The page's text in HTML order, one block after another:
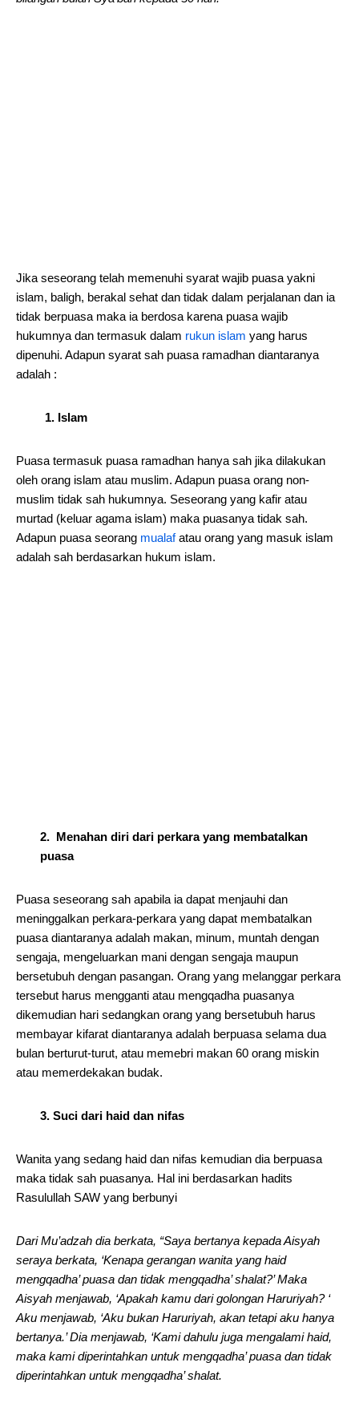
Jika seseorang telah memenuhi syarat wajib puasa yakni
islam, baligh, berakal sehat dan tidak dalam perjalanan dan ia
tidak berpuasa maka ia berdosa karena puasa wajib
hukumnya dan termasuk dalam rukun islam yang harus
dipenuhi. Adapun syarat sah puasa ramadhan diantaranya
adalah :
1. Islam
Puasa termasuk puasa ramadhan hanya sah jika dilakukan
oleh orang islam atau muslim. Adapun puasa orang non-
muslim tidak sah hukumnya. Seseorang yang kafir atau
murtad (keluar agama islam) maka puasanya tidak sah.
Adapun puasa seorang mualafatau orang yang masuk islam
adalah sah berdasarkan hukum islam.
2. Menahan diri dari perkara yang membatalkan
puasa
Puasa seseorang sah apabila ia dapat menjauhi dan
meninggalkan perkara-perkara yang dapat membatalkan
puasa diantaranya adalah makan, minum, muntah dengan
sengaja, mengeluarkan mani dengan sengaja maupun
bersetubuh dengan pasangan. Orang yang melanggar perkara
tersebut harus mengganti atau mengqadha puasanya
dikemudian hari sedangkan orang yang bersetubuh harus
membayar kifarat diantaranya adalah berpuasa selama dua
bulan berturut-turut, atau memebri makan 60 orang miskin
atau memerdekakan budak.
3. Suci dari haid dan nifas
Wanita yang sedang haid dan nifas kemudian dia berpuasa
maka tidak sah puasanya. Hal ini berdasarkan hadits
Rasulullah SAW yang berbunyi
Dari Mu’adzah dia berkata, “Saya bertanya kepada Aisyah
seraya berkata, ‘Kenapa gerangan wanita yang haid
mengqadha’ puasa dan tidak mengqadha’ shalat?’ Maka
Aisyah menjawab, ‘Apakah kamu dari golongan Haruriyah? ‘
Aku menjawab, ‘Aku bukan Haruriyah, akan tetapi aku hanya
bertanya.’ Dia menjawab, ‘Kami dahulu juga mengalami haid,
maka kami diperintahkan untuk mengqadha’ puasa dan tidak
diperintahkan untuk mengqadha’ shalat.